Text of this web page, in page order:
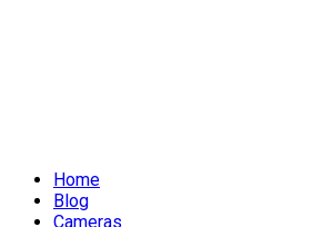
Home
Blog
Cameras